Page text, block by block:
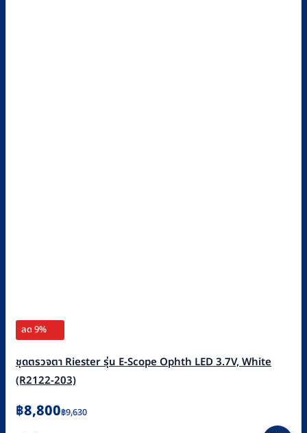
ลด 9%
ชุดตรวจตา Riester รุ่น E-Scope Ophth LED 3.7V, White
(R2122-203)
฿9,630
Original
฿8,800
Current